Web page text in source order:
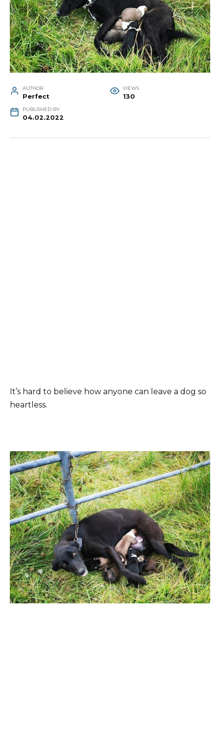
AUTHOR
Perfect
VIEWS
130
PUBLISHED BY
04.02.2022
It’s hard to believe how anyone can leave a dog so
heartless.